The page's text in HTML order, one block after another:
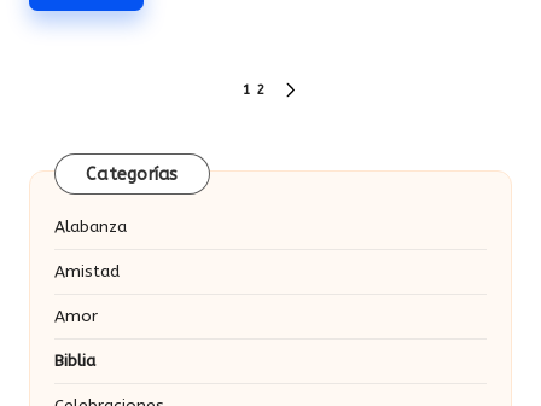
entradas
1 2
Categorías
Alabanza
Amistad
Amor
Biblia